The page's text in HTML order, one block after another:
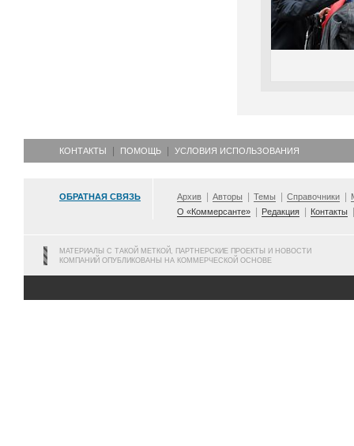
КОНТАКТЫ ПОМОЩЬ УСЛОВИЯ ИСПОЛЬЗОВАНИЯ
ОБРАТНАЯ СВЯЗЬ Архив Авторы Темы Справочники
О «Коммерсанте»
Редакция Контакты
МАТЕРИАЛЫ С ТАКОЙ МЕТКОЙ, ПАРТНЕРСКИЕ ПРОЕКТЫ И НОВОСТИ
КОМПАНИЙ ОПУБЛИКОВАНЫ НА КОММЕРЧЕСКОЙ ОСНОВЕ